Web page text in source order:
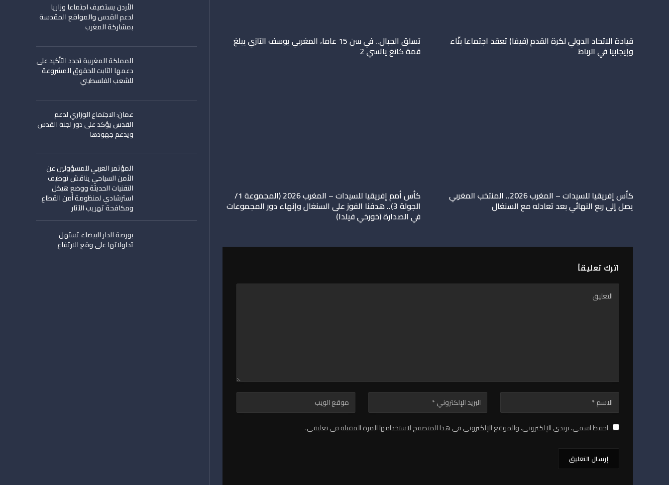
قيادة الاتحاد الدولي لكرة القدم (فيفا) تعقد اجتماعا بنّاء
وإيجابيا في الرباط
تسلق الجبال.. في سن 15 عاما، المغربي يوسف التازي يبلغ
قمة كانغ ياتسي 2
كأس إفريقيا للسيدات – المغرب 2026.. المنتخب المغربي
يصل إلى ربع النهائي بعد تعادله مع السنغال
كأس أمم إفريقيا للسيدات – المغرب 2026 (المجموعة 1/
الجولة 3).. هدفنا الفوز على السنغال وإنهاء دور المجموعات
في الصدارة (خورخي فيلدا)
اترك تعليقاً
احفظ اسمي، بريدي الإلكتروني، والموقع الإلكتروني في هذا المتصفح لاستخدامها المرة المقبلة في تعليقي.
الأردن يستضيف اجتماعا وزاريا
لدعم القدس والمواقع المقدسة
بمشاركة المغرب
المملكة المغربية تجدد التأكيد على
دعمها الثابت للحقوق المشروعة
للشعب الفلسطيني
عمان: الاجتماع الوزاري لدعم
القدس يؤكد على دور لجنة القدس
ويدعم جهودها
المؤتمر العربي للمسؤولين عن
الأمن السياحي يناقش توظيف
التقنيات الحديثة ووضع هيكل
استرشادي لمنظومة أمن القطاع
ومكافحة تهريب الآثار
بورصة الدار البيضاء تستهل
تداولاتها على وقع الارتفاع